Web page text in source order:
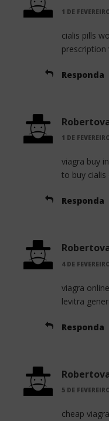
1 DE
cialis pills
prescription
Responda
1 DE
viagra buy
to buy cialis
Responda
4 DE
viagra
levitra
Responda
5 DE
cheap